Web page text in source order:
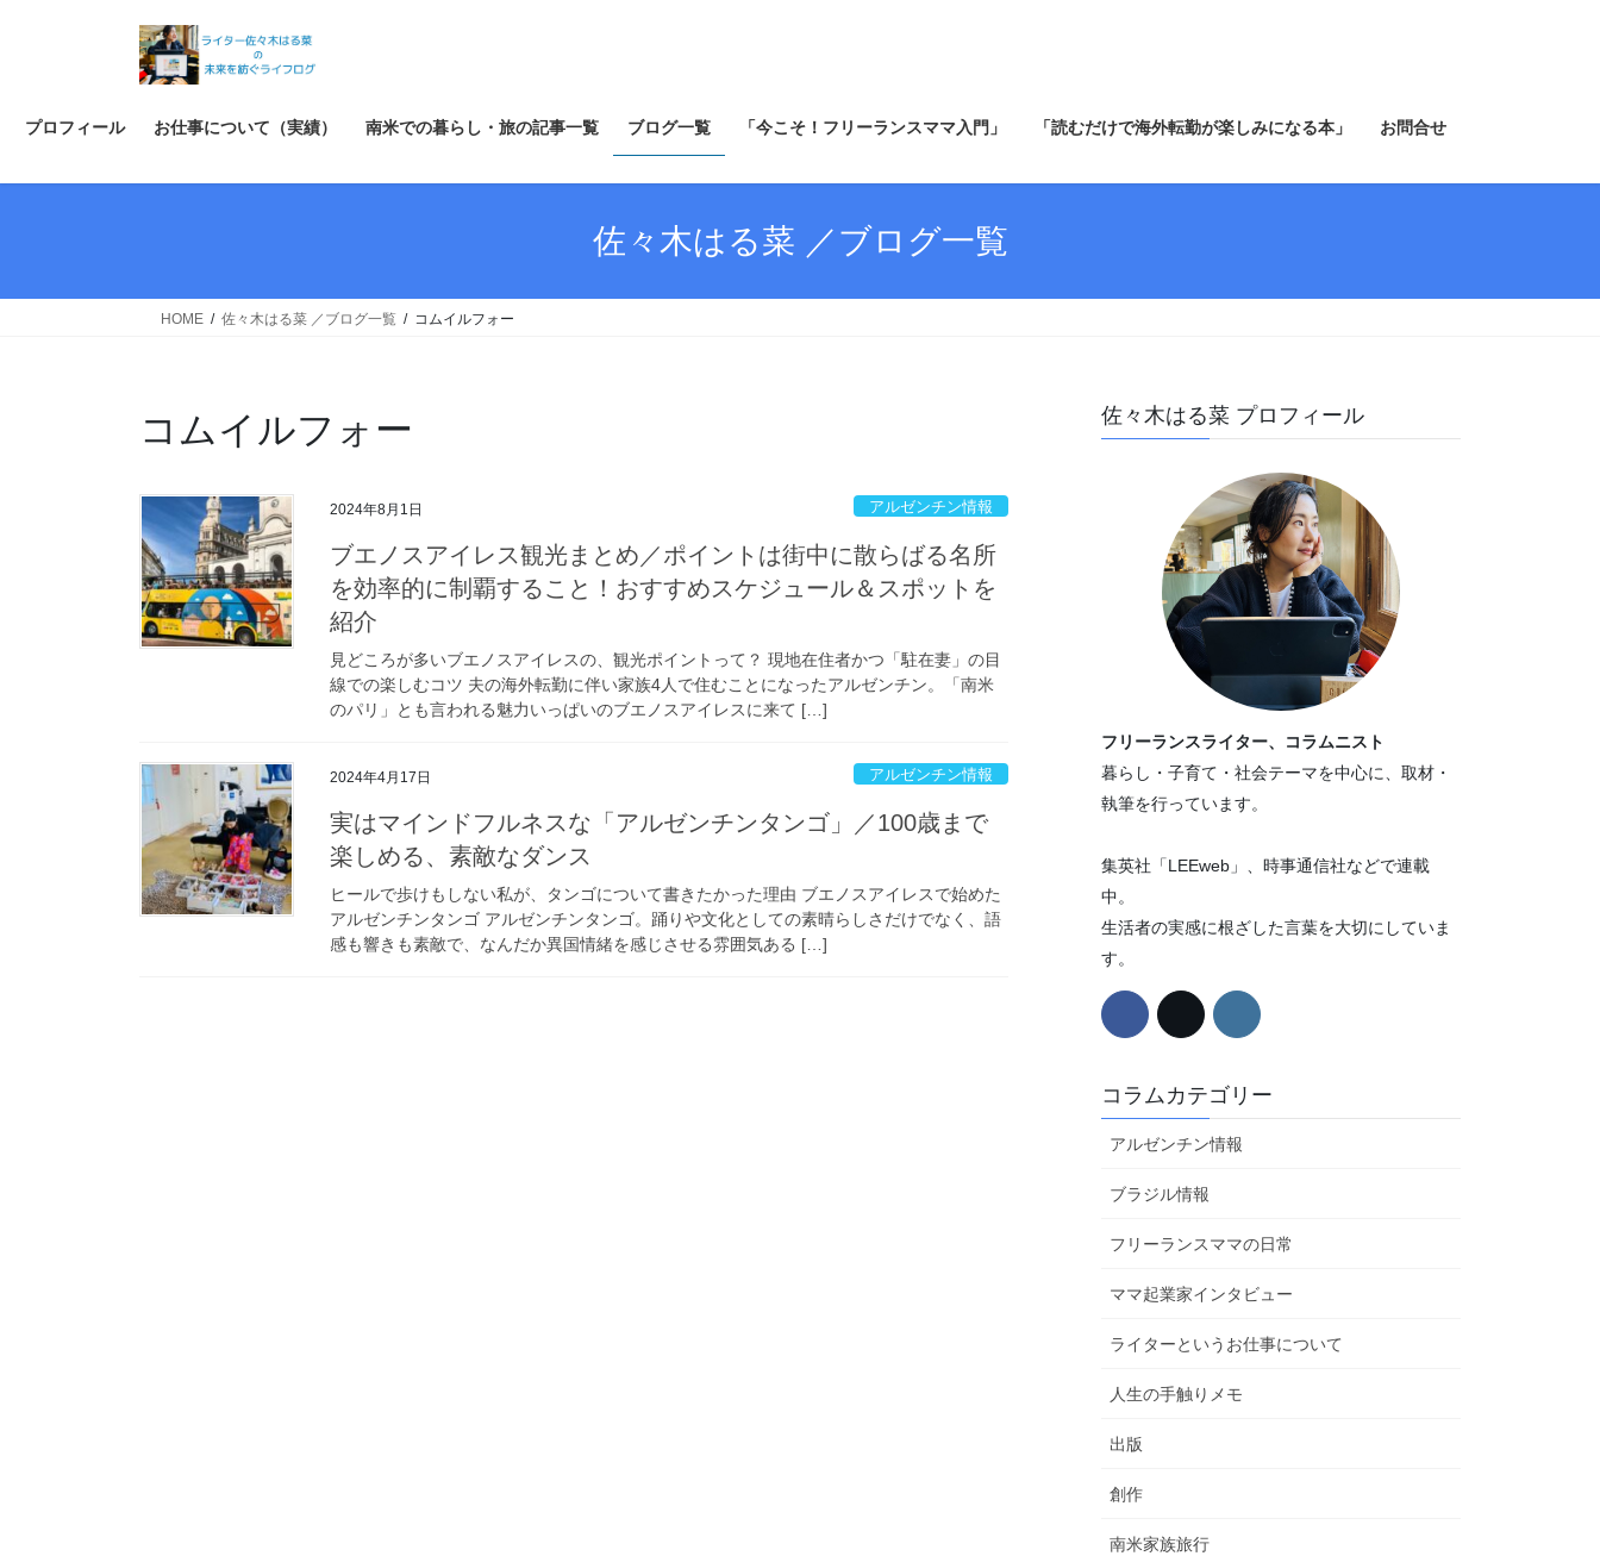
ス
ン
プロフィール お仕事について（実績） 南米での暮らし・旅の記事一覧 ブログ一覧 「今こそ！フリーランスママ入門」 「読むだけで海外転勤が楽しみになる本」 お問合せ
佐々木はる菜 ／ブログ一覧
HOME 佐々木はる菜 ／ブログ一覧 コムイルフォー
コムイルフォー
2024年8月1日 アルゼンチン情報
ブエノスアイレス観光まとめ／ポイントは街中に散らばる名所
を効率的に制覇すること！おすすめスケジュール＆スポットを
紹介
見どころが多いブエノスアイレスの、観光ポイントって？ 現地在住者かつ「駐在妻」の目
線での楽しむコツ 夫の海外転勤に伴い家族4人で住むことになったアルゼンチン。「南米
のパリ」とも言われる魅力いっぱいのブエノスアイレスに来て […]
2024年4月17日 アルゼンチン情報
実はマインドフルネスな「アルゼンチンタンゴ」／100歳まで
楽しめる、素敵なダンス
ヒールで歩けもしない私が、タンゴについて書きたかった理由 ブエノスアイレスで始めた
アルゼンチンタンゴ アルゼンチンタンゴ。踊りや文化としての素晴らしさだけでなく、語
感も響きも素敵で、なんだか異国情緒を感じさせる雰囲気ある […]
佐々木はる菜 プロフィール
フリーランスライター、コラムニスト
暮らし・子育て・社会テーマを中心に、取材・
執筆を行っています。
集英社「LEEweb」、時事通信社などで連載
中。
生活者の実感に根ざした言葉を大切にしていま
す。
コラムカテゴリー
アルゼンチン情報
ブラジル情報
フリーランスママの日常
ママ起業家インタビュー
ライターというお仕事について
人生の手触りメモ
出版
創作
南米家族旅行